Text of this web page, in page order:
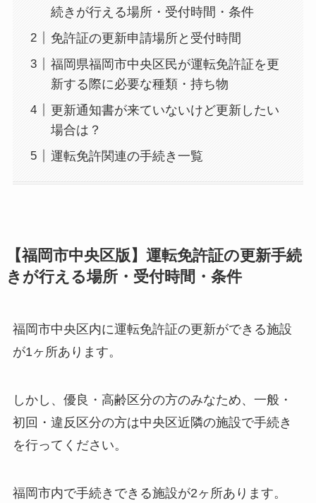
続きが行える場所・受付時間・条件
免許証の更新申請場所と受付時間
福岡県福岡市中央区民が運転免許証を更
新する際に必要な種類・持ち物
更新通知書が来ていないけど更新したい
場合は？
運転免許関連の手続き一覧
【福岡市中央区版】運転免許証の更新手続
きが行える場所・受付時間・条件
福岡市中央区内に運転免許証の更新ができる施設
が1ヶ所あります。
しかし、優良・高齢区分の方のみなため、一般・
初回・違反区分の方は中央区近隣の施設で手続き
を行ってください。
福岡市内で手続きできる施設が2ヶ所あります。